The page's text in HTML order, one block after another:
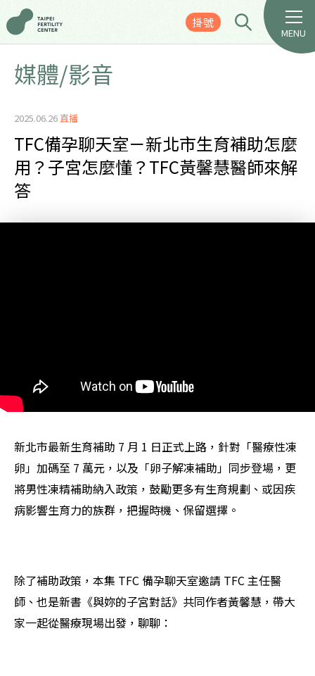
掛號
MENU
媒體/影音
2025.06.26直播
TFC備孕聊天室－新北市生育補助怎麼
用？子宮怎麼懂？TFC黃馨慧醫師來解
答
新北市最新生育補助 7 月 1 日正式上路，針對「醫療性凍
卵」加碼至 7 萬元，以及「卵子解凍補助」同步登場，更
將男性凍精補助納入政策，鼓勵更多有生育規劃、或因疾
病影響生育力的族群，把握時機、保留選擇。
除了補助政策，本集 TFC 備孕聊天室邀請 TFC 主任醫
師、也是新書《與妳的子宮對話》共同作者黃馨慧，帶大
家一起從醫療現場出發，聊聊：